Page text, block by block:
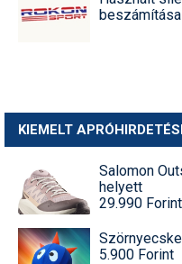
beszámítása
KIEMELT
Salomon
helyett
29.990 Forint
5.900 Forint